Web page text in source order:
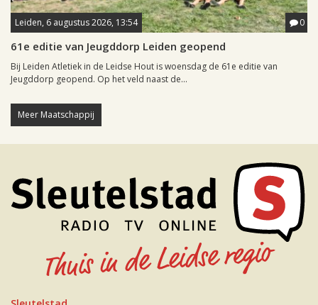
Leiden, 6 augustus 2026, 13:54 0
61e editie van Jeugddorp Leiden geopend
Bij Leiden Atletiek in de Leidse Hout is woensdag de 61e editie van
Jeugddorp geopend. Op het veld naast de...
Meer Maatschappij